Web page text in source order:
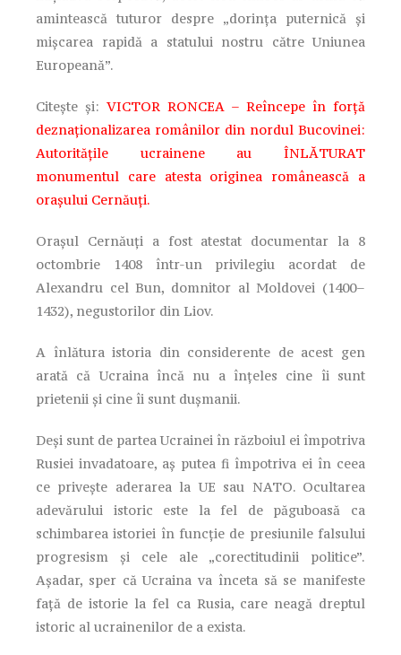
amintească tuturor despre „dorința puternică și
mișcarea rapidă a statului nostru către Uniunea
Europeană”.
Citește și: VICTOR RONCEA – Reîncepe în forță
deznaționalizarea românilor din nordul Bucovinei:
Autoritățile ucrainene au ÎNLĂTURAT
monumentul care atesta originea românească a
orașului Cernăuți.
Orașul Cernăuți a fost atestat documentar la 8
octombrie 1408 într-un privilegiu acordat de
Alexandru cel Bun, domnitor al Moldovei (1400–
1432), negustorilor din Liov.
A înlătura istoria din considerente de acest gen
arată că Ucraina încă nu a înțeles cine îi sunt
prietenii și cine îi sunt dușmanii.
Deși sunt de partea Ucrainei în războiul ei împotriva
Rusiei invadatoare, aș putea fi împotriva ei în ceea
ce privește aderarea la UE sau NATO. Ocultarea
adevărului istoric este la fel de păguboasă ca
schimbarea istoriei în funcție de presiunile falsului
progresism și cele ale „corectitudinii politice”.
Așadar, sper că Ucraina va înceta să se manifeste
față de istorie la fel ca Rusia, care neagă dreptul
istoric al ucrainenilor de a exista.